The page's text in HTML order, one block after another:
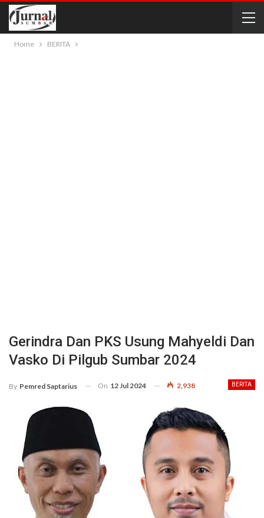
Home BERITA
Gerindra Dan PKS Usung Mahyeldi Dan
Vasko Di Pilgub Sumbar 2024
BERITA
By Pemred Saptarius On 12 Jul 2024 2,938